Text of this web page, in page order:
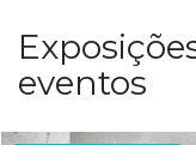
eventos